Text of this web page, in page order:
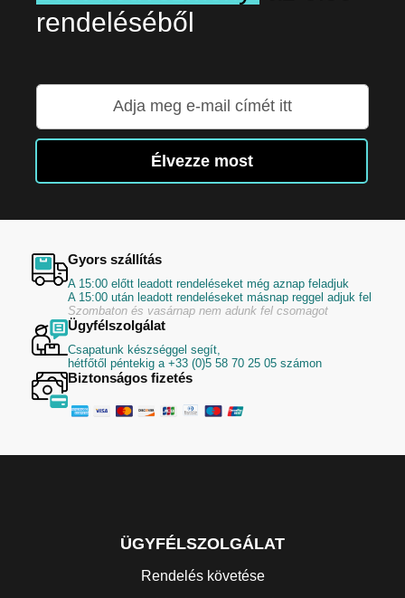
rendeléséből
hírlevelünkre:
Élvezze most
Gyors szállítás
A 15:00 előtt leadott rendeléseket még aznap feladjuk
A 15:00 után leadott rendeléseket másnap reggel adjuk fel
Szombaton és vasárnap nem adunk fel csomagot
Ügyfélszolgálat
Csapatunk készséggel segít,
hétfőtől péntekig a +33 (0)5 58 70 25 05 számon
Biztonságos fizetés
ÜGYFÉLSZOLGÁLAT
Rendelés követése